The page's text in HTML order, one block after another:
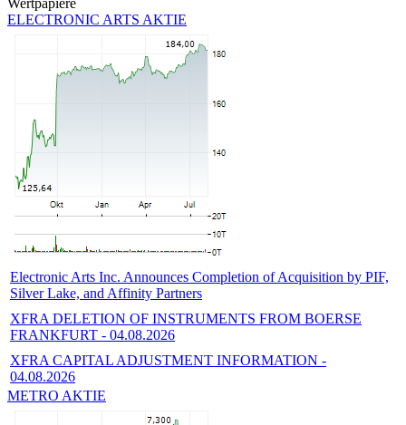
ELECTRONIC ARTS AKTIE
Electronic Arts Inc. Announces Completion of Acquisition by PIF,
Silver Lake, and Affinity Partners
XFRA DELETION OF INSTRUMENTS FROM BOERSE
FRANKFURT - 04.08.2026
XFRA CAPITAL ADJUSTMENT INFORMATION -
04.08.2026
METRO AKTIE